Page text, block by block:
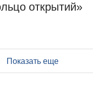
открытий»
Показать еще